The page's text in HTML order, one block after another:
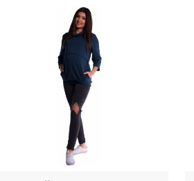
Detail produktu